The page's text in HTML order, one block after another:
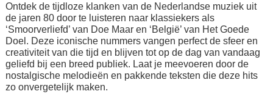
Ontdek de tijdloze klanken van de Nederlandse muziek uit
de jaren 80 door te luisteren naar klassiekers als
‘Smoorverliefd’ van Doe Maar en ‘België’ van Het Goede
Doel. Deze iconische nummers vangen perfect de sfeer en
creativiteit van die tijd en blijven tot op de dag van vandaag
geliefd bij een breed publiek. Laat je meevoeren door de
nostalgische melodieën en pakkende teksten die deze hits
zo onvergetelijk maken.